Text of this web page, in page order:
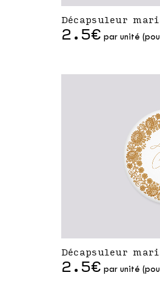
Décapsuleur
2.5€ par unité
Décapsuleur
2.5€ par unité